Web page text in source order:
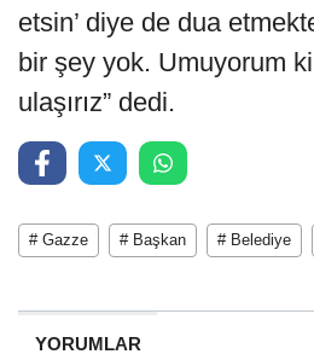
etsin’ diye de dua
bir şey yok. Umuyorum ki
ulaşırız” dedi.
# Gazze # Başkan # Belediye
YORUMLAR